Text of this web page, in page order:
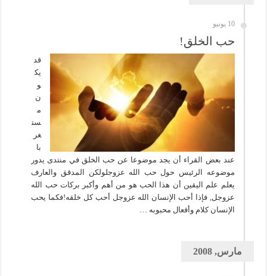
10 يونيو
حب الخلق!
قد
يك
و
ن
م
ست
غر
با
عند بعض القراء أن يجد موضوعا عن حب الخلق في منتدى يدور
موضوعه الرئيس حول حب الله عزوجلولكن المدقق والعارف
يعلم علم اليقين أن هذا الحب هو من أهم وأكبر بركات حب الله
عزوجل, فإذا أحب الإنسان الله عزوجل أحب كل خلقه!فكما يحب
الإنسان كلام وأفعال محبوبه …
مارس, 2008